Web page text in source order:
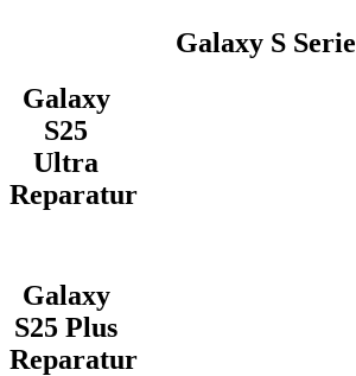
Galaxy S Serie
Galaxy
S25
Ultra
Reparatur
Galaxy
S25 Plus
Reparatur